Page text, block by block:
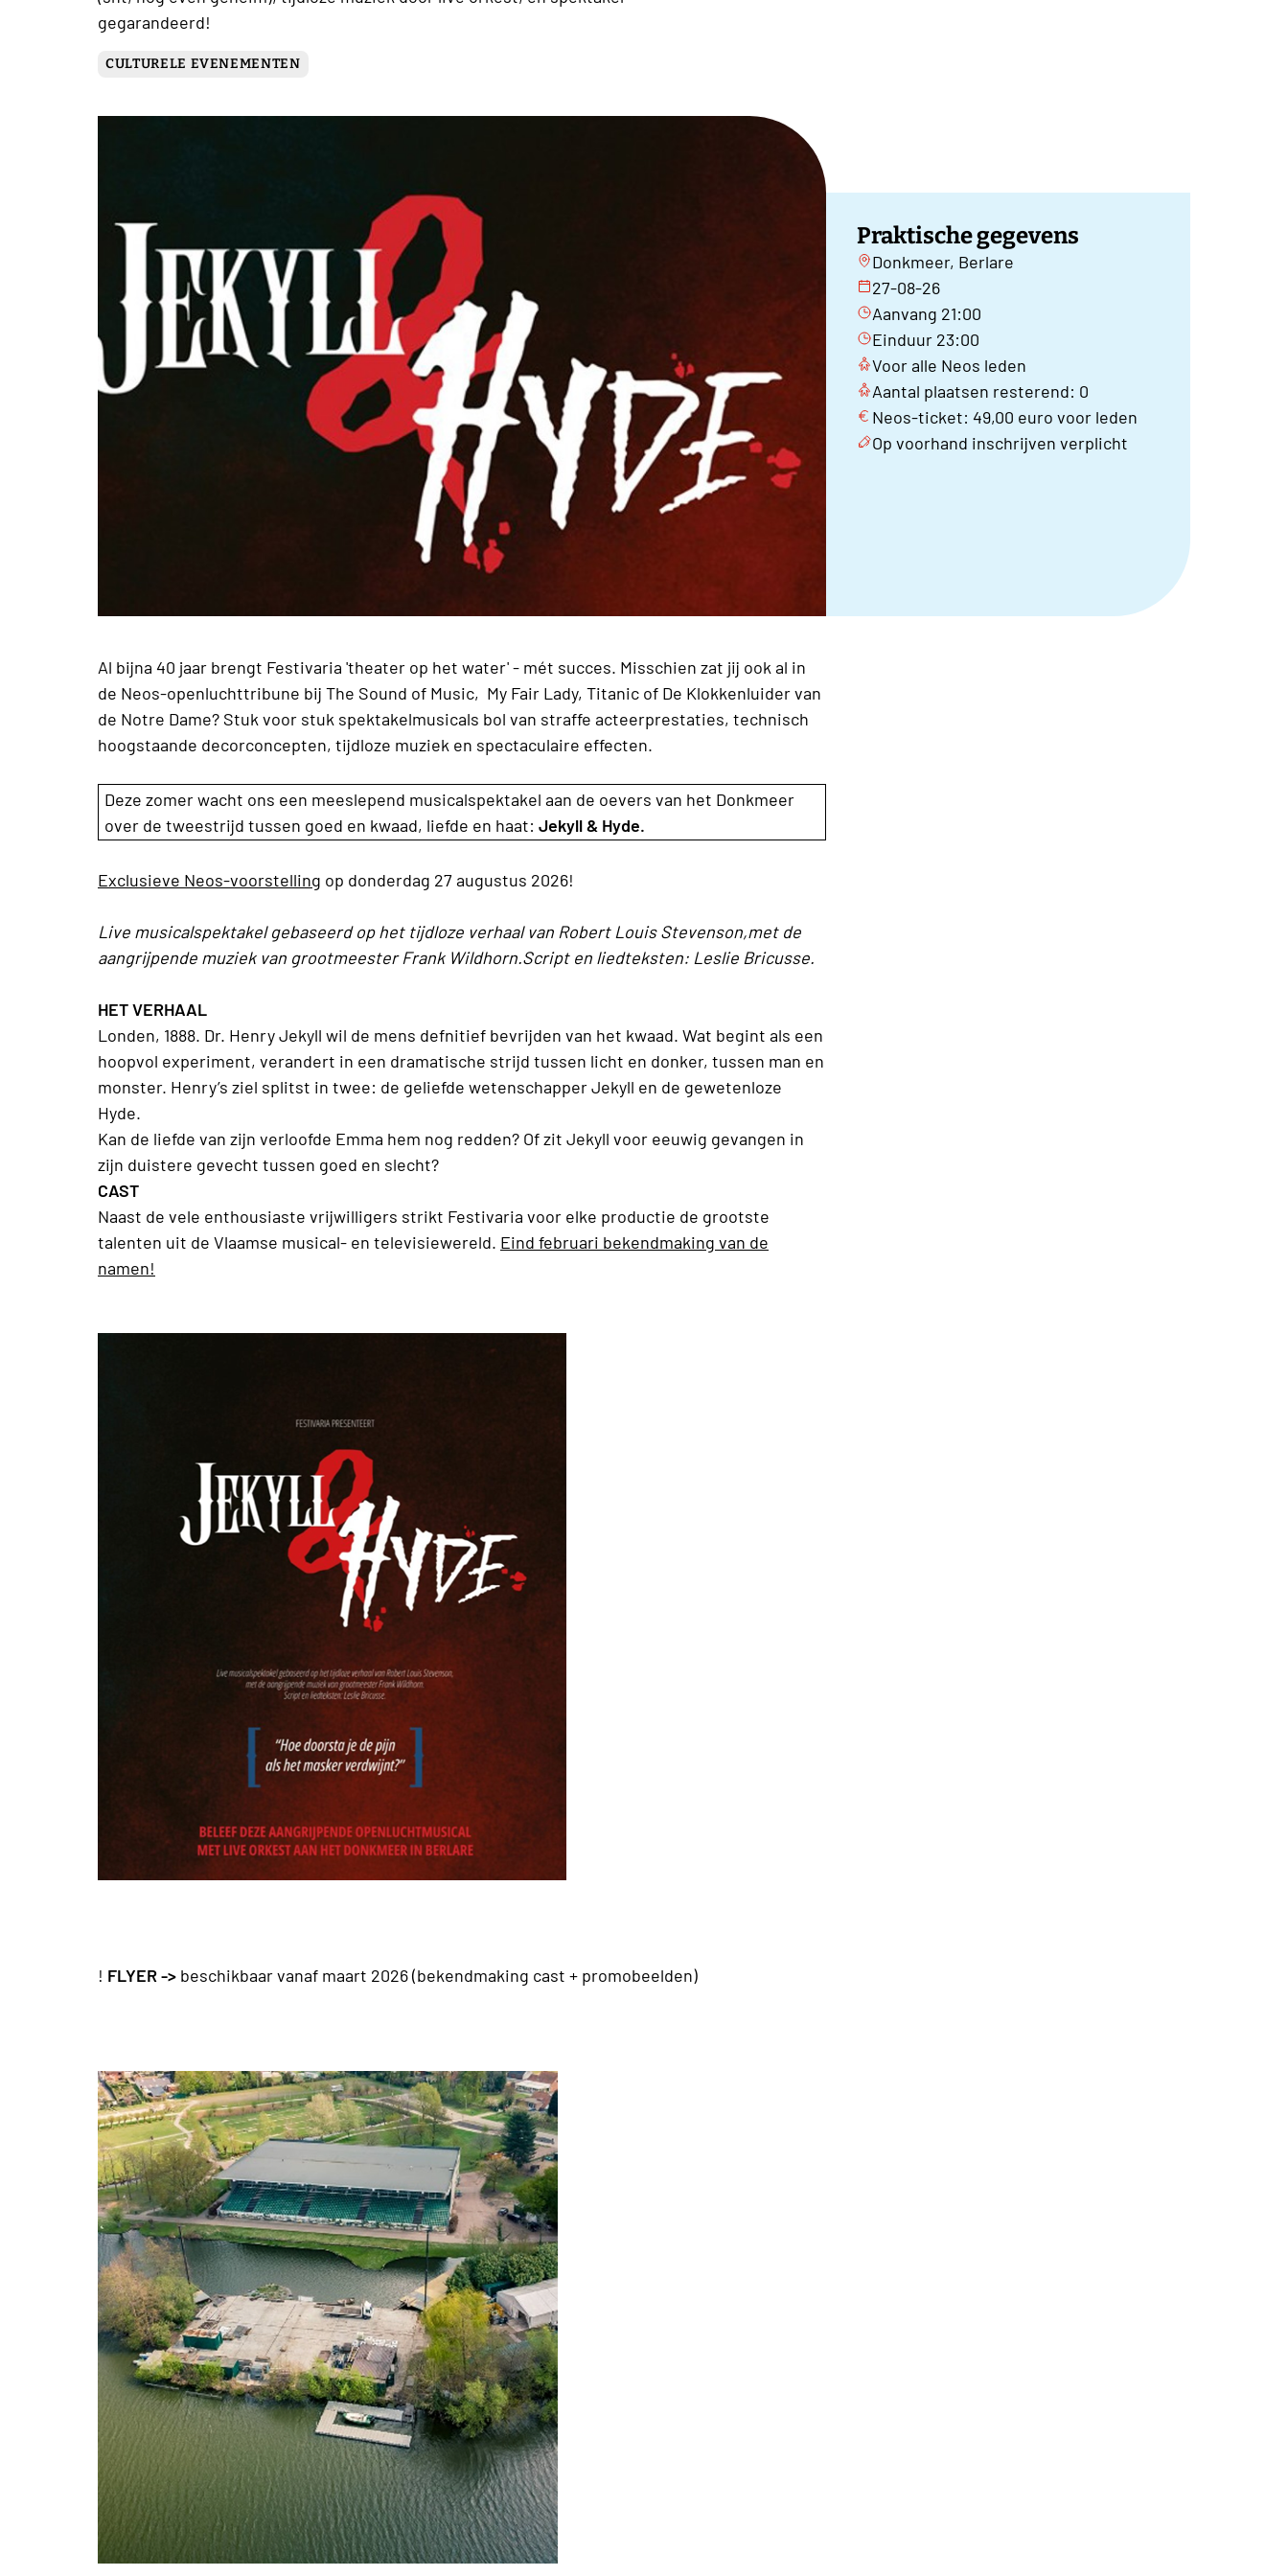
gegarandeerd!
CULTURELE EVENEMENTEN
Praktische gegevens
Donkmeer, Berlare
27-08-26
Aanvang 21:00
Einduur 23:00
Voor alle Neos leden
Aantal plaatsen resterend: 0
Neos-ticket: 49,00 euro voor leden
Op voorhand inschrijven verplicht
Al bijna 40 jaar brengt Festivaria 'theater op het water' - mét succes. Misschien zat jij ook al in
de Neos-openluchttribune bij The Sound of Music, My Fair Lady, Titanic of De Klokkenluider van
de Notre Dame? Stuk voor stuk spektakelmusicals bol van straffe acteerprestaties, technisch
hoogstaande decorconcepten, tijdloze muziek en spectaculaire effecten.
Deze zomer wacht ons een meeslepend musicalspektakel aan de oevers van het Donkmeer
over de tweestrijd tussen goed en kwaad, liefde en haat: Jekyll & Hyde.
Exclusieve Neos-voorstelling op donderdag 27 augustus 2026!
Live musicalspektakel gebaseerd op het tijdloze verhaal van Robert Louis Stevenson,met de
aangrijpende muziek van grootmeester Frank Wildhorn.Script en liedteksten: Leslie Bricusse.
HET VERHAAL
Londen, 1888. Dr. Henry Jekyll wil de mens defnitief bevrijden van het kwaad. Wat begint als een
hoopvol experiment, verandert in een dramatische strijd tussen licht en donker, tussen man en
monster. Henry’s ziel splitst in twee: de geliefde wetenschapper Jekyll en de gewetenloze
Hyde.
Kan de liefde van zijn verloofde Emma hem nog redden? Of zit Jekyll voor eeuwig gevangen in
zijn duistere gevecht tussen goed en slecht?
CAST
Naast de vele enthousiaste vrijwilligers strikt Festivaria voor elke productie de grootste
talenten uit de Vlaamse musical- en televisiewereld. Eind februari bekendmaking van de
namen!
! FLYER -> beschikbaar vanaf maart 2026 (bekendmaking cast + promobeelden)